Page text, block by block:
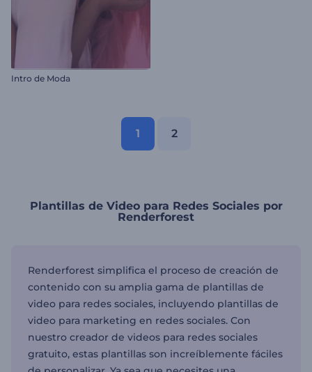
Intro de Moda
1 2
Plantillas de Video para Redes Sociales por
Renderforest
Renderforest simplifica el proceso de creación de
contenido con su amplia gama de plantillas de
video para redes sociales, incluyendo plantillas de
video para marketing en redes sociales. Con
nuestro creador de videos para redes sociales
gratuito, estas plantillas son increíblemente fáciles